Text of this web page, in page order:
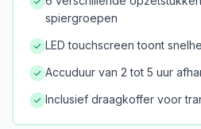
spiergroepen
LED touchscreen toont
Accuduur van 2 tot 5 uur
Inclusief draagkoffer voor